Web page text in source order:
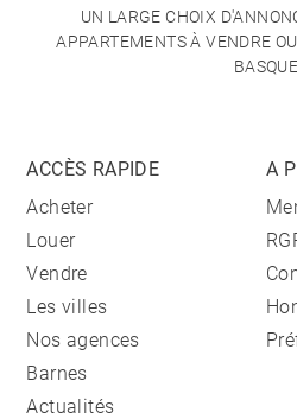
UN LARGE CHOIX
APPARTEMENTS À VENDRE
BASQUE
ACCÈS RAPIDE
Acheter
Louer
Vendre
Les villes
Nos agences
Barnes
Actualités
A